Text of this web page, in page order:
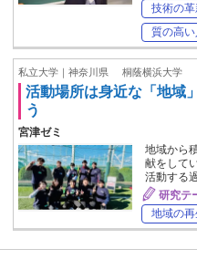
技術の
質の高
私立大学｜神奈川県 桐蔭横浜大学
活動場所は身近な「地域
う
宮津ゼミ
地域から
献をして
活動する
研究テ
地域の再